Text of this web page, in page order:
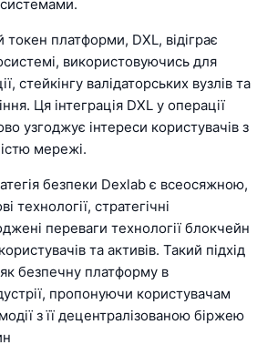
токен платформи, DXL, відіграє
використовуючись для
стейкінгу валідаторських вузлів та
Ця інтеграція DXL у операції
узгоджує інтереси користувачів з
мережі.
безпеки Dexlab є всеосяжною,
технології, стратегічні
переваги технології блокчейн
та активів. Такий підхід
безпечну платформу в
пропонуючи користувачам
з її децентралізованою біржею